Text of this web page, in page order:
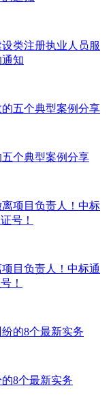
类注册执业人员服
知
个典型案例分享
目负责人！中标通
！
8个最新实务